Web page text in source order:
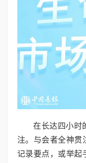
在长达四小时
注。与会者全神贯
记录要点，或举起